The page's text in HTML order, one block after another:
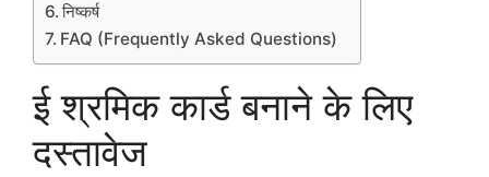
निष्कर्ष
FAQ (Frequently Asked Questions)
ई श्रमिक कार्ड बनाने के लिए
दस्तावेज